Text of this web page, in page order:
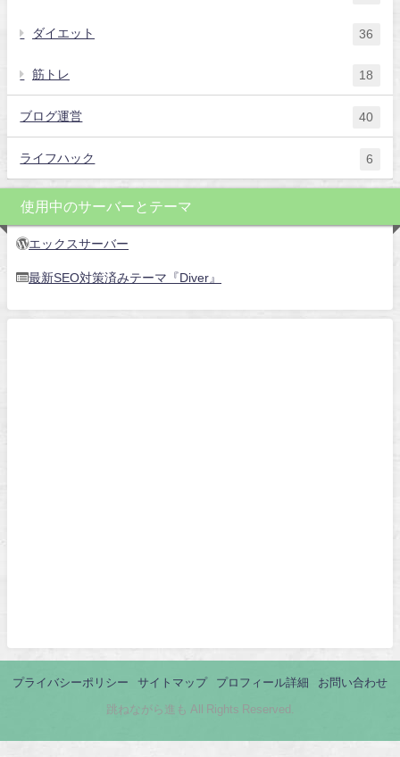
ダイエット 36
筋トレ 18
ブログ運営 40
ライフハック 6
使用中のサーバーとテーマ
エックスサーバー
最新SEO対策済みテーマ『Diver』
プライバシーポリシー サイトマップ プロフィール詳細 お問い合わせ
跳ねながら進も All Rights Reserved.